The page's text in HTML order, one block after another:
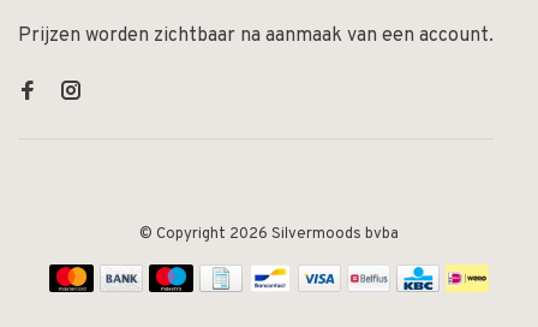
Prijzen worden zichtbaar na aanmaak van een account.
© Copyright 2026 Silvermoods bvba